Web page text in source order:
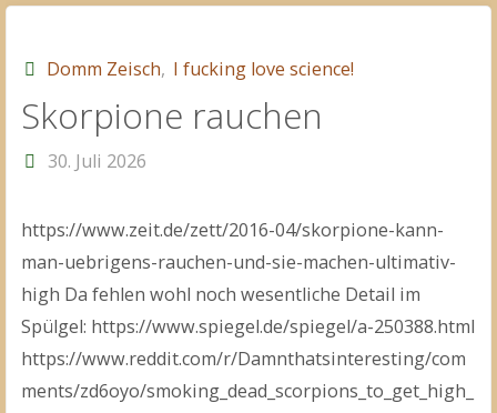
Domm Zeisch, I fucking love science!
Skorpione rauchen
30. Juli 2026
https://www.zeit.de/zett/2016-04/skorpione-kann-
man-uebrigens-rauchen-und-sie-machen-ultimativ-
high Da fehlen wohl noch wesentliche Detail im
Spülgel: https://www.spiegel.de/spiegel/a-250388.html
https://www.reddit.com/r/Damnthatsinteresting/com
ments/zd6oyo/smoking_dead_scorpions_to_get_high_